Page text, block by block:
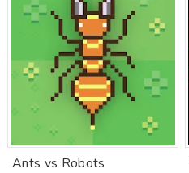
Ants vs Robots